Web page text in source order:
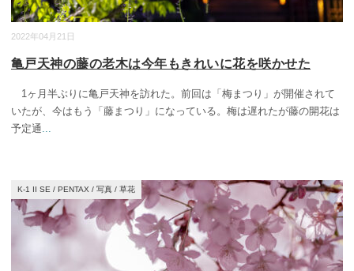
2022年04月21日
亀戸天神の藤の老木は今年もきれいに花を咲かせた
1ヶ月半ぶりに亀戸天神を訪れた。前回は「梅まつり」が開催されて
いたが、今はもう「藤まつり」になっている。梅は遅れたが藤の開花は
予定通...
K-1 II SE / PENTAX / 写真 / 草花